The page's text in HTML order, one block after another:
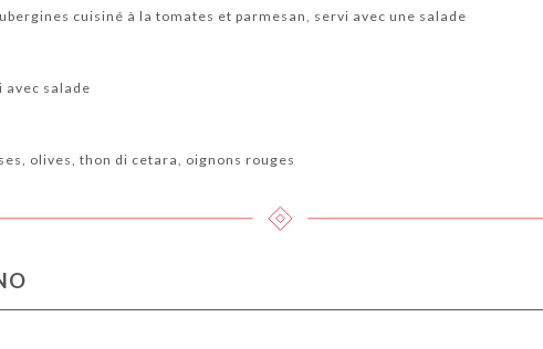
cuisiné à la tomates et parmesan, servi avec une salade
avec salade
olives, thon di cetara, oignons rouges